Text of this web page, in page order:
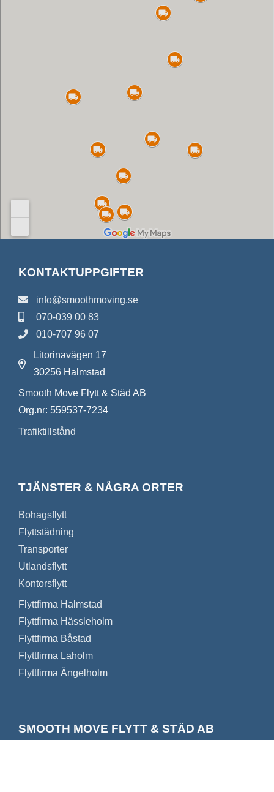
KONTAKTUPPGIFTER
info@smoothmoving.se
070-039 00 83
010-707 96 07
Litorinavägen 17
30256 Halmstad
Smooth Move Flytt & Städ AB
Org.nr: 559537-7234
Trafiktillstånd
TJÄNSTER & NÅGRA ORTER
Bohagsflytt
Flyttstädning
Transporter
Utlandsflytt
Kontorsflytt
Flyttfirma Halmstad
Flyttfirma Hässleholm
Flyttfirma Båstad
Flyttfirma Laholm
Flyttfirma Ängelholm
SMOOTH MOVE FLYTT & STÄD AB